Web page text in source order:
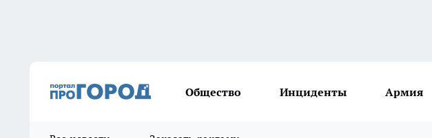
Общество Инциденты Армия